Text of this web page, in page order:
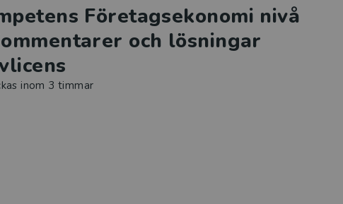
Företagsekonomi nivå
och lösningar
inom 3 timmar